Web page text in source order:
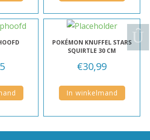
POKÉMON KNUFFEL STARS
SQUIRTLE 30 CM
€30,99
In winkelmand